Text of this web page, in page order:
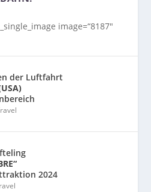
image=“8187″
der Luftfahrt
2024